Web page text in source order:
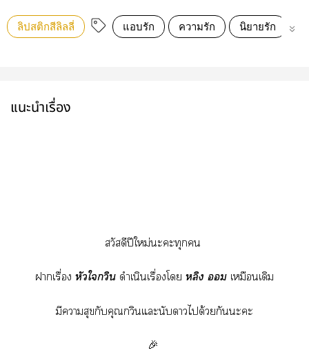
ลิปสติกสีลิลลี่ แอบรัก ความรัก นิยายรัก
แนะนำเรื่อง
สวัสดีปีใหม่ะะทุก
าเรื่อง หัวใกวิน ดำเนินเรื่องโ หลิง  เหมือนเดิม
มีาสุขกับคุณกวินแะนับาได้วยกันะะ
🎉